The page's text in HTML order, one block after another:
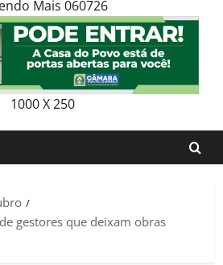
Mais 060726
1000 X 250
gestores que deixam obras